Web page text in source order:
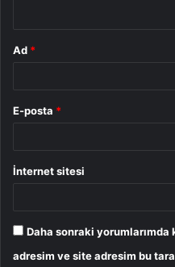
Ad *
E-posta *
İnternet sitesi
Daha sonraki yorumlarımda
adresim ve site adresim bu